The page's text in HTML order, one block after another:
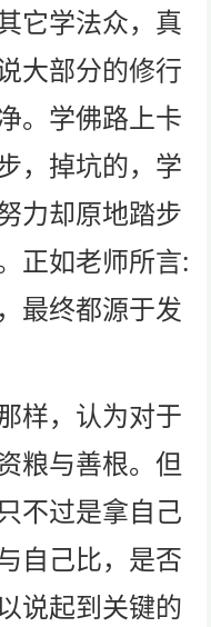
它学法众，真
大部分的修行
。学佛路上卡
，掉坑的，学
力却原地踏步
正如老师所言:
最终都源于发
样，认为对于
粮与善根。但
不过是拿自己
自己比，是否
说起到关键的